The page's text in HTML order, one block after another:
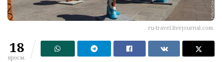
ru-travel.livejournal.com.
18
просм.